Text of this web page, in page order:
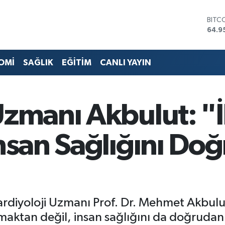
SAĞLIK EĞİTİM CANLI YAYIN
Akbulut:
Sağlığını
Uzmanı Prof. Dr. Mehmet
değil, insan sağlığını da